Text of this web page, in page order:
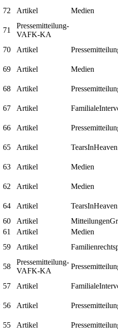
72 Artikel Medien
71
Pressemitteilung-
VAFK-KA
70 Artikel
69 Artikel
Medien
68 Artikel
67 Artikel
66 Artikel
65 Artikel
TearsInHeaven
63 Artikel
Medien
62 Artikel
Medien
64 Artikel
TearsInHeaven
60 Artikel
61 Artikel
Medien
59 Artikel
58
Pressemitteilung-
VAFK-KA
57 Artikel
56 Artikel
55 Artikel